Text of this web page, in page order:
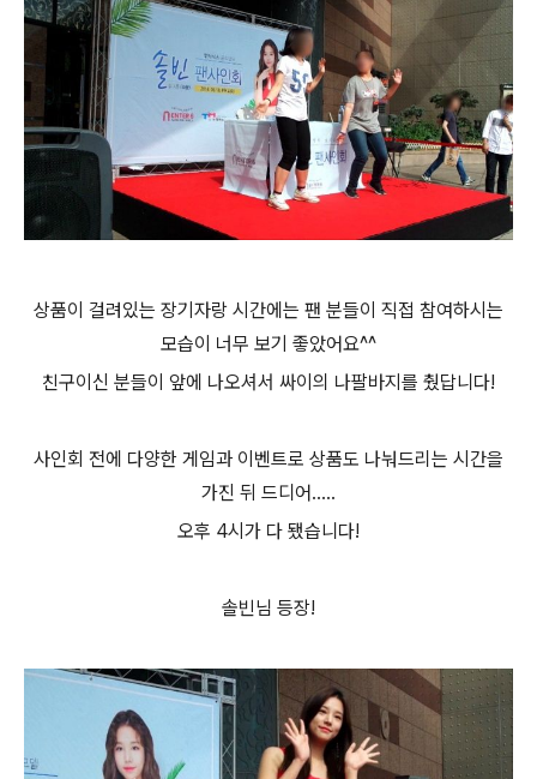
상품이 걸려있는 장기자랑 시간에는 팬 분들이 직접 참여하시는
모습이 너무 보기 좋았어요^^
친구이신 분들이 앞에 나오셔서 싸이의 나팔바지를 췄답니다!
사인회 전에 다양한 게임과 이벤트로 상품도 나눠드리는 시간을
가진 뒤 드디어.....
오후 4시가 다 됐습니다!
솔빈님 등장!